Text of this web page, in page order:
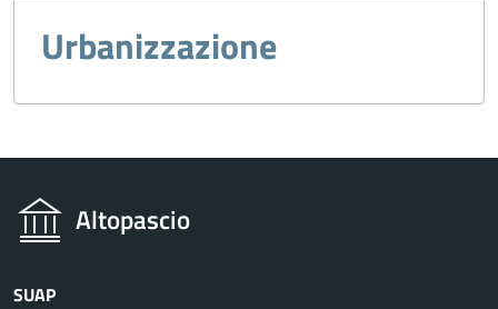
Urbanizzazione
Altopascio
SUAP